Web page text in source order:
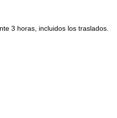
3 horas, incluidos los traslados.